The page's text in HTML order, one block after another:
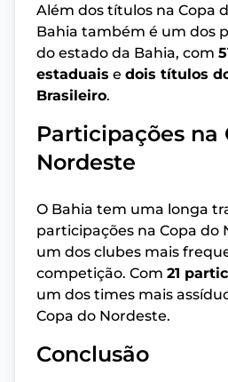
Além dos títulos na Copa
Bahia também é um dos
do estado da Bahia, com
estaduais e dois títulos
Brasileiro.
Participações na
Nordeste
O Bahia tem uma longa
participações na Copa do
um dos clubes mais
competição. Com 21
um dos times mais
Copa do Nordeste.
Conclusão